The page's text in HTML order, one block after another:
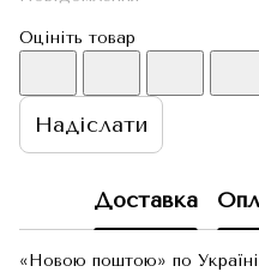
Оцініть товар
Надіслати
Доставка
«Новою поштою» по